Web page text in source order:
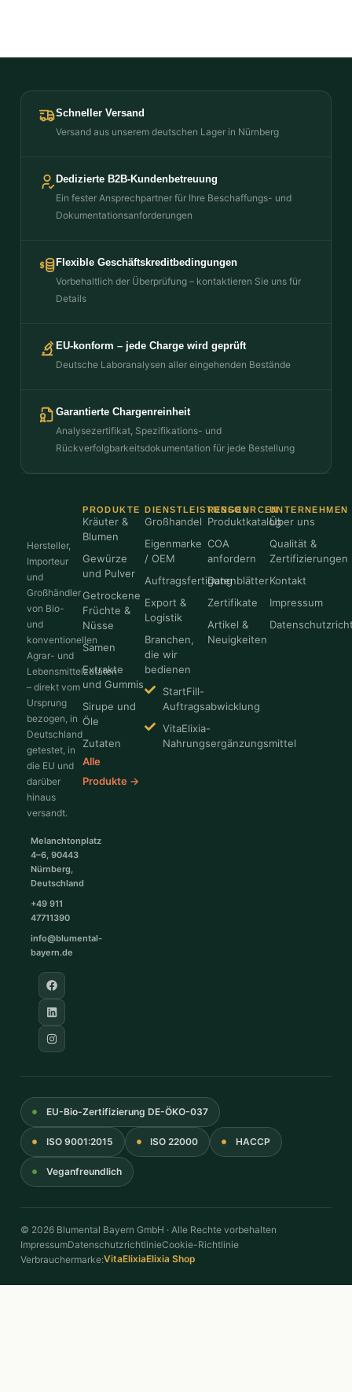
Schneller Versand
Versand aus unserem deutschen Lager in Nürnberg
Dedizierte B2B-Kundenbetreuung
Ein fester Ansprechpartner für Ihre Beschaffungs- und
Dokumentationsanforderungen
Flexible Geschäftskreditbedingungen
Vorbehaltlich der Überprüfung – kontaktieren Sie uns für
Details
EU-konform – jede Charge wird geprüft
Deutsche Laboranalysen aller eingehenden Bestände
Garantierte Chargenreinheit
Analysezertifikat, Spezifikations- und
Rückverfolgbarkeitsdokumentation für jede Bestellung
Hersteller,
Importeur
und
Großhändler
von Bio-
und
konventionellen
Agrar- und
Lebensmittelzutaten
– direkt vom
Ursprung
bezogen, in
Deutschland
getestet, in
die EU und
darüber
hinaus
versandt.
Melanchtonplatz
4–6, 90443
Nürnberg,
Deutschland
+49 911
47711390
info@blumental-
bayern.de
PRODUKTE
Kräuter &
Blumen
Gewürze
und Pulver
Getrockene
Früchte &
Nüsse
Samen
Extrakte
und Gummis
Sirupe und
Öle
Zutaten
Alle
Produkte →
DIENSTLEISTUNGEN
Großhandel
Eigenmarke
/ OEM
Auftragsfertigung
Export &
Logistik
Branchen,
die wir
bedienen
StartFill-
Auftragsabwicklung
VitaElixia-
Nahrungsergänzungsmittel
RESSOURCEN
Produktkatalog
COA
anfordern
Datenblätter
Zertifikate
Artikel &
Neuigkeiten
UNTERNEHMEN
Über uns
Qualität &
Zertifizierungen
Kontakt
Impressum
EU-Bio-Zertifizierung DE-ÖKO-037
ISO 9001:2015 ISO 22000 HACCP
Veganfreundlich
© 2026 Blumental Bayern GmbH · Alle Rechte vorbehalten
ImpressumDatenschutzrichtlinieCookie-Richtlinie
Verbrauchermarke:VitaElixiaElixia Shop